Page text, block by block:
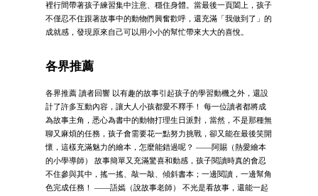
裡行間帶著孩子練習集中注意、穩住身體。當最後一頁闔上，孩子
不僅忍不住跟著故事中的動物們興奮歡呼，還充滿「我做到了」的
成就感，發現原來自己可以用小小的幫忙帶來大大的喜悅。
各界推薦
各界推薦 讀者回響 以有趣的故事引起孩子的學習動機之外，還設
計了許多互動內容，讓大人小孩都愛不釋手！ 每一位讀者都將成
為故事主角，悉心為書中的動物打理生日派對，當然，不是那種無
聊又麻煩的任務，孩子會需要花一點努力挑戰，卻又能在最後笑開
懷，這樣充滿魅力的繪本，怎麼能錯過呢？ ——阿賜（熱愛繪本
的小學導師） 故事簡單又充滿驚喜和動感，孩子閱讀時真的會忍
不住參與其中，搖一搖、敲一敲、傾斜書本；一邊閱讀，一邊幫角
色完成任務！ ——語嫣（說故事老師） 不光是看故事，還能一起